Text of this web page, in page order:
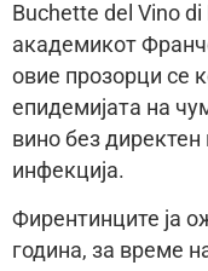
Buchette del Vino
академикот
овие прозорци се
епидемијата на
вино без
инфекција.
Фирентинците ја
година, за време